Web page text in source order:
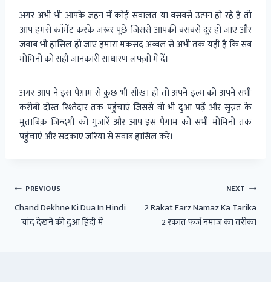
अगर अभी भी आपके जहन में कोई सवालत या वसवसे उत्पन हो रहे हैं तो
आप हमसे कॉमेंट करके ज़रूर पूछें जिससे आपकी वसवसे दूर हो जाएं और
जवाब भी हासिल हो जाए हमारा मकसद अव्वल से अभी तक यही है कि सब
मोमिनों को सही जानकारी साधारण लफ्ज़ों में दें।
अगर आप ने इस पैग़ाम से कुछ भी सीखा हो तो अपने इल्म को अपने सभी
करीबी दोस्त रिश्तेदार तक पहुंचाएं जिससे वो भी दुआ पढ़ें और सुन्नत के
मुताबिक़ जिन्दगी को गुजारें और आप इस पैग़ाम को सभी मोमिनों तक
पहुंचाएं और सदकाए जरिया से सवाब हासिल करें।
Post
navigation
PREVIOUS
Chand Dekhne Ki Dua In Hindi
– चांद देखने की दुआ हिंदी में
NEXT
2 Rakat Farz Namaz Ka Tarika
– 2 रकात फर्ज नमाज का तरीका